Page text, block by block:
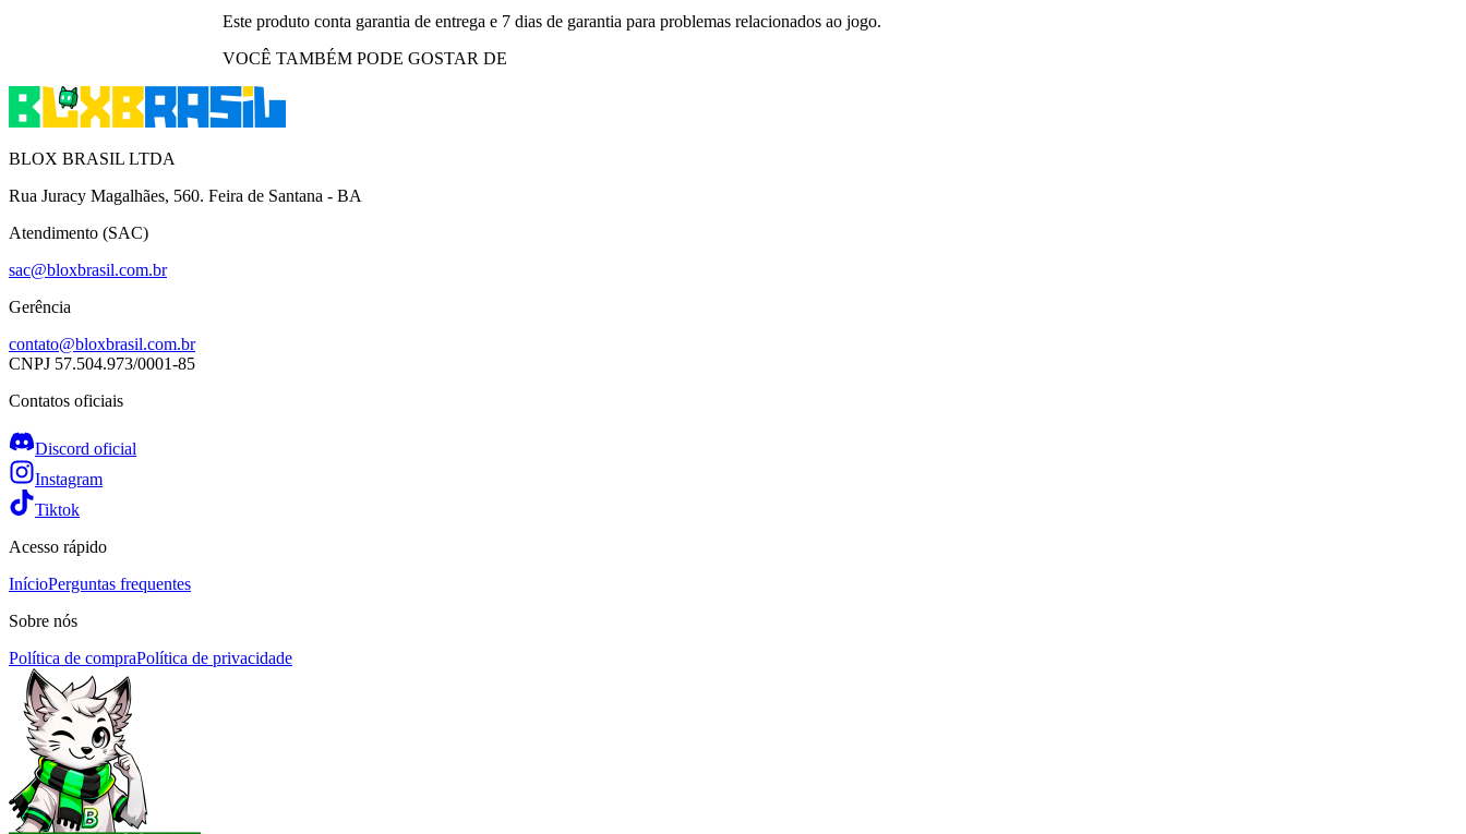
Este produto conta garantia de entrega e 7 dias de garantia para problemas relacionados ao jogo.
VOCÊ TAMBÉM PODE GOSTAR DE
BLOX BRASIL LTDA
Rua Juracy Magalhães, 560. Feira de Santana - BA
Atendimento (SAC)
sac@bloxbrasil.com.br
Gerência
contato@bloxbrasil.com.br
CNPJ 57.504.973/0001-85
Contatos oficiais
Discord oficial
Instagram
Tiktok
Acesso rápido
InícioPerguntas frequentes
Sobre nós
Política de compraPolítica de privacidade